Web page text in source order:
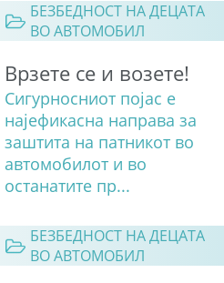
БЕЗБЕДНОСТ НА ДЕЦАТА
ВО АВТОМОБИЛ
Врзете се и возете!
Сигурносниот појас е
најефикасна направа за
заштита на патникот во
автомобилот и во
останатите пр...
БЕЗБЕДНОСТ НА ДЕЦАТА
ВО АВТОМОБИЛ